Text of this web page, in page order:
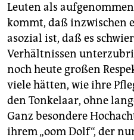
Leuten als
kommt, daß inzwischen
asozial ist, daß es
Verhältnissen
noch heute großen
viele hätten, wie ihre
den Tonkelaar, ohne
Ganz besondere
ihrem „oom Dolf“, der